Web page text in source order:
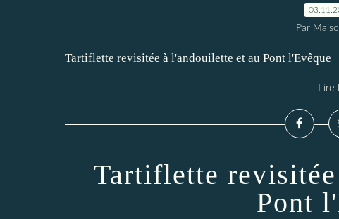
Par
Tartiflette revisitée à l'andouilette et au Pont l'Evêque
Lire
Tartiflette
Pont